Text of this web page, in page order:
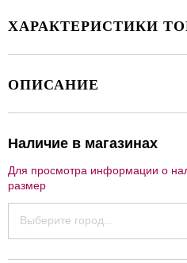
ХАРАКТЕРИСТИКИ
ОПИСАНИЕ
Наличие в магазинах
Для просмотра информации о
размер
Выберите город...